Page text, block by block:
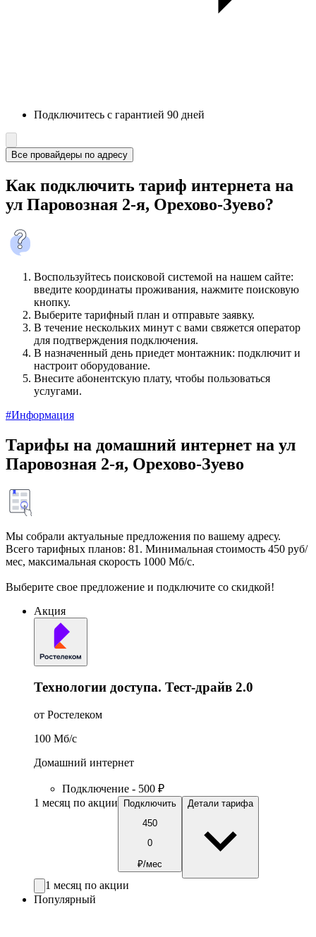
Подключитесь с гарантией 90 дней
Все провайдеры по адресу
Как подключить тариф интернета на
ул Паровозная 2-я, Орехово-Зуево?
Воспользуйтесь поисковой системой на нашем сайте:
введите координаты проживания, нажмите поисковую
кнопку.
Выберите тарифный план и отправьте заявку.
В течение нескольких минут с вами свяжется оператор
для подтверждения подключения.
В назначенный день приедет монтажник: подключит и
настроит оборудование.
Внесите абонентскую плату, чтобы пользоваться
услугами.
#Информация
Тарифы на домашний интернет на ул
Паровозная 2-я, Орехово-Зуево
Мы собрали актуальные предложения по вашему адресу.
Всего тарифных планов: 81. Минимальная стоимость 450 руб/
мес, максимальная скорость 1000 Мб/с.
Выберите свое предложение и подключите со скидкой!
Акция
Технологии доступа. Тест-драйв 2.0
от Ростелеком
100 Мб/c
Домашний интернет
Подключение - 500 ₽
1 месяц по акции
Подключить
450
0
₽/мес
Детали тарифа
1 месяц по акции
Популярный